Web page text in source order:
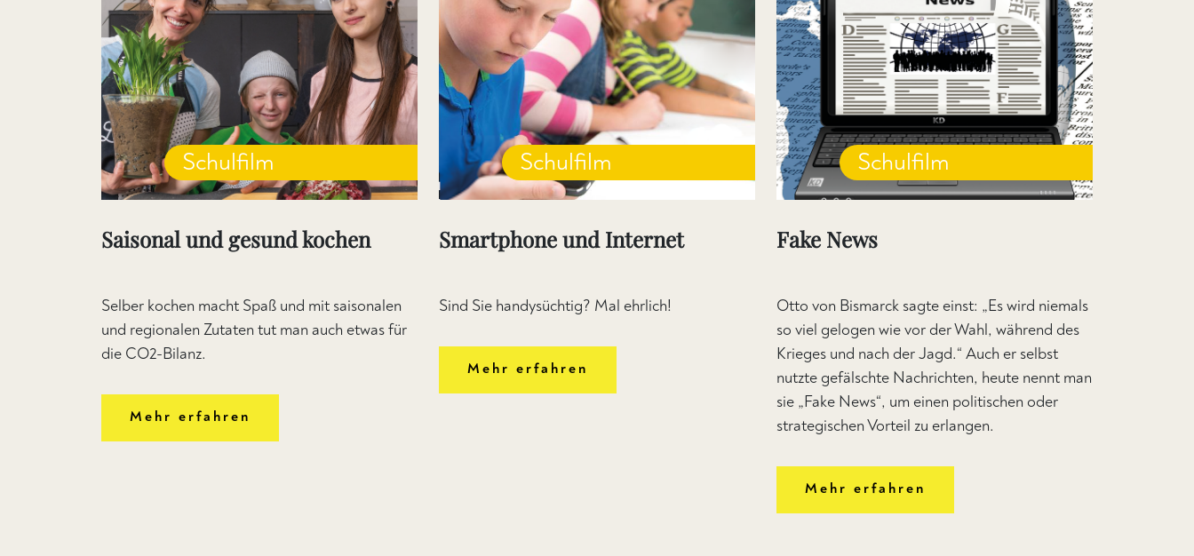
Schulfilm
Saisonal und gesund kochen
Selber kochen macht Spaß und mit saisonalen
und regionalen Zutaten tut man auch etwas für
die CO2-Bilanz.
Mehr erfahren
Schulfilm
Smartphone und Internet
Sind Sie handysüchtig? Mal ehrlich!
Mehr erfahren
Schulfilm
Fake News
Otto von Bismarck sagte einst: „Es wird niemals
so viel gelogen wie vor der Wahl, während des
Krieges und nach der Jagd.“ Auch er selbst
nutzte gefälschte Nachrichten, heute nennt man
sie „Fake News“, um einen politischen oder
strategischen Vorteil zu erlangen.
Mehr erfahren